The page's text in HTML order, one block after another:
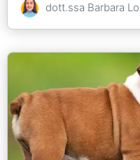
dott.ssa Barbara